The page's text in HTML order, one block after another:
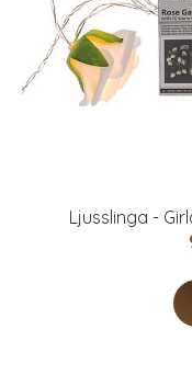
Ljusslinga -